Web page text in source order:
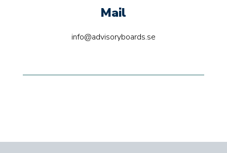
Mail
info@advisoryboards.se